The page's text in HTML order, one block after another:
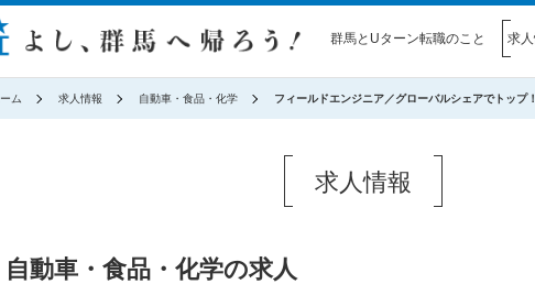
群馬とUターン転職のこと 求
ム 求人情報 自動車・食品・化学 フィールドエンジニア／グローバルシェアでトップ
求人情報
自動車・食品・化学の求人